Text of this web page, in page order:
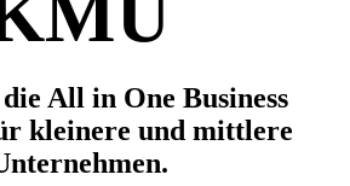
All in One Business
kleinere und mittlere